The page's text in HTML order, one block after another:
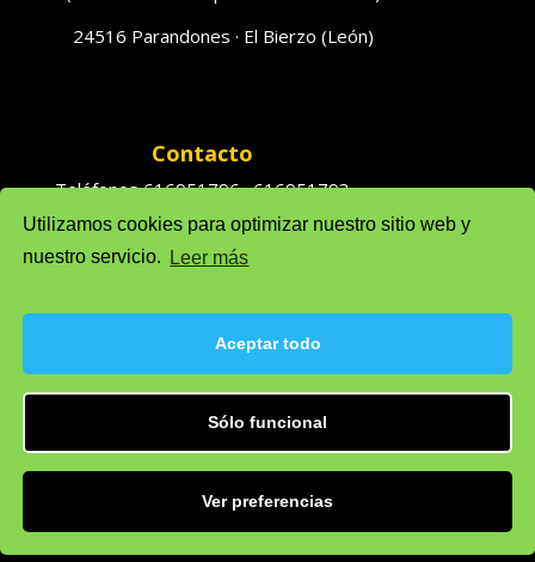
Utilizamos cookies para optimizar nuestro sitio web y
nuestro servicio.
Leer más
Aceptar todo
Sólo funcional
Ver preferencias
24516 Parandones · El Bierzo (León)
Contacto
Teléfonos 616951796 · 616951793
Ventas: solufredo@gmail.com
Política de privacidad
Política de cookie (UE)
Aviso legal
Desarrollado porDepartamento de
Informática, S.L.